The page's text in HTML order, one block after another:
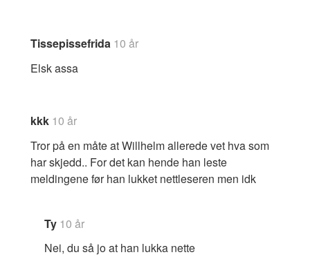
Tissepissefrida 10 år
Elsk assa
kkk 10 år
Tror på en måte at Willhelm allerede vet hva som
har skjedd.. For det kan hende han leste
meldingene før han lukket nettleseren men idk
Ty 10 år
Nei, du så jo at han lukka nette